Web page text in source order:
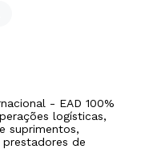
- EAD 100%
logísticas,
suprimentos,
de